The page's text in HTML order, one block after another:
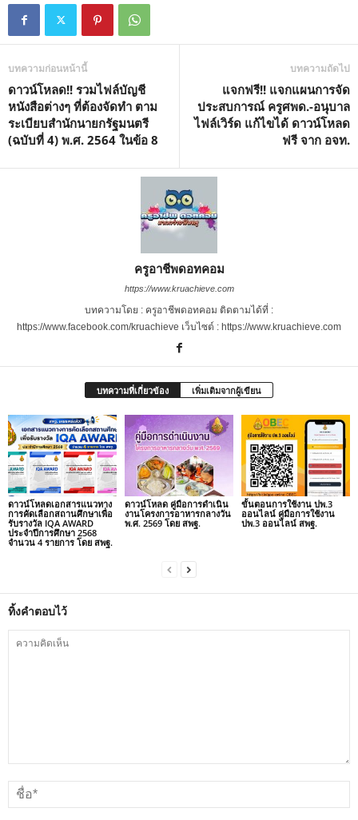
บทความก่อนหน้านี้
ดาวน์โหลด!! รวมไฟล์บัญชี
หนังสือต่างๆ ที่ต้องจัดทำ ตาม
ระเบียบสำนักนายกรัฐมนตรี
(ฉบับที่ 4) พ.ศ. 2564 ในข้อ 8
บทความถัดไป
แจกฟรี!! แจกแผนการจัด
ประสบการณ์ ครูศพด.-อนุบาล
ไฟล์เวิร์ด แก้ไขได้ ดาวน์โหลด
ฟรี จาก อจท.
ครูอาชีพดอทคอม
https://www.kruachieve.com
บทความโดย : ครูอาชีพดอทคอม ติดตามได้ที่ :
https://www.facebook.com/kruachieve เว็บไซต์ : https://www.kruachieve.com
บทความที่เกี่ยวข้อง เพิ่มเติมจากผู้เขียน
ดาวน์โหลดเอกสารแนวทาง
การคัดเลือกสถานศึกษาเพื่อ
รับรางวัล IQA AWARD
ประจำปีการศึกษา 2568
จำนวน 4 รายการ โดย สพฐ.
ดาวน์โหลด คู่มือการดำเนิน
งานโครงการอาหารกลางวัน
พ.ศ. 2569 โดย สพฐ.
ขั้นตอนการใช้งาน ปพ.3
ออนไลน์ คู่มือการใช้งาน
ปพ.3 ออนไลน์ สพฐ.
ทิ้งคำตอบไว้